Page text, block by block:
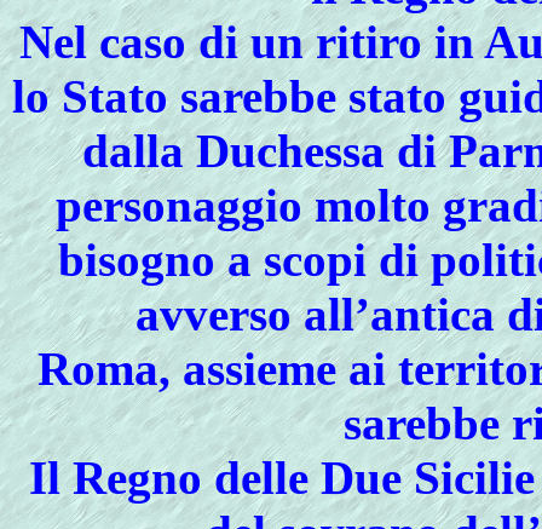
Nel caso di un ritiro in
lo Stato sarebbe stato
dalla Duchessa di
personaggio molto
bisogno a scopi di
avverso all’antica
Roma, assieme ai
sarebbe
Il Regno delle Due